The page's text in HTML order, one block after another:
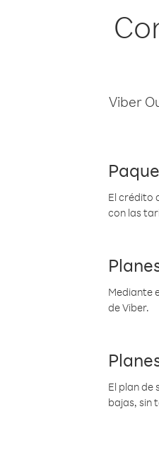
Viber
El crédito
con las
Mediante
de Viber.
El plan de
bajas, sin